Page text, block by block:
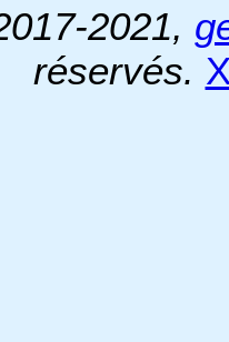
2021,
réservés.